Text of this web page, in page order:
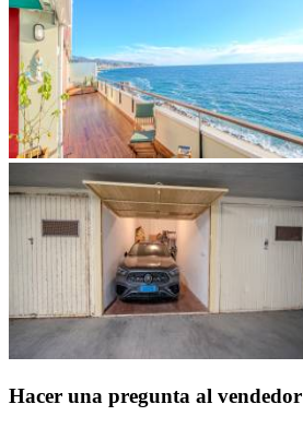
Hacer una pregunta al vendedor